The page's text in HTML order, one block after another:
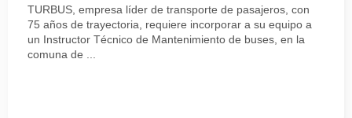
TURBUS, empresa líder de transporte de pasajeros, con
75 años de trayectoria, requiere incorporar a su equipo a
un Instructor Técnico de Mantenimiento de buses, en la
comuna de ...